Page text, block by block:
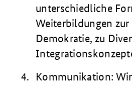
unterschiedliche
Weiterbildungen zur
Demokratie, zu
Kommunikation: